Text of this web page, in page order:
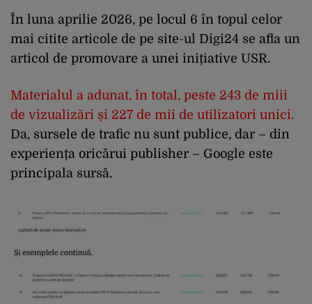
În luna aprilie 2026, pe locul 6 în topul celor
mai citite articole de pe site-ul Digi24 se afla un
articol de promovare a unei inițiative USR.
Materialul a adunat, în total, peste 243 de miii
de vizualizări și 227 de mii de utilizatori unici.
Da, sursele de trafic nu sunt publice, dar – din
experiența oricărui publisher – Google este
principala sursă.